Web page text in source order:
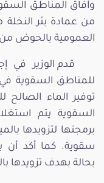
وآفاق المناطق
من عمادة بئر
العمومية بالحوض
قدم الوزير في
للمناطق السقوية في
توفير الماء
السقوية يتم
برمجتها لتزويدها
سقوية. كما أكد أن
بحالة بهدف تزويدها